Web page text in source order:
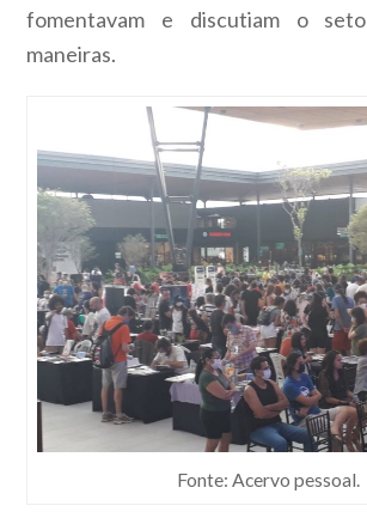
fomentavam e discutiam o
maneiras.
Fonte: Acervo pessoal.